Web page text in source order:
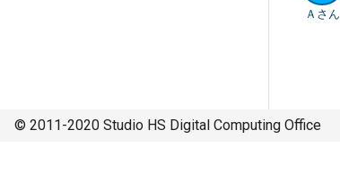
Ａさん
© 2011-2020 Studio HS Digital Computing Office